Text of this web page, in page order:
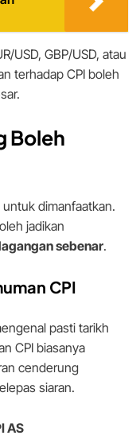
USD, GBP/USD, atau
terhadap CPI boleh
Boleh
dimanfaatkan.
jadikan
sebenar.
CPI
pasti tarikh
CPI biasanya
cenderung
siaran.
AS